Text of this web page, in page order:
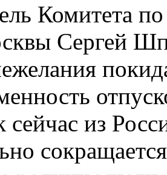
Комитета
Сергей
сейчас из